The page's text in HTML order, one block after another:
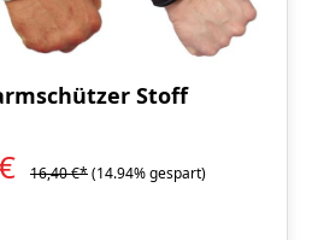
Stoff
16,40 €*(14.94% gespart)